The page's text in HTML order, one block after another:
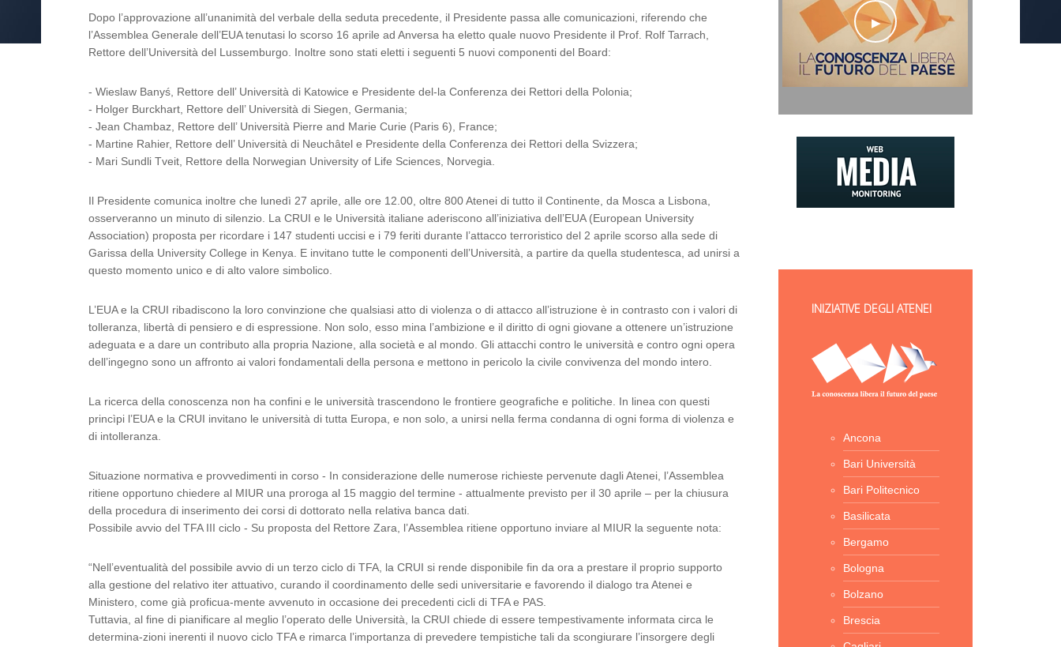
Dopo l’approvazione all’unanimità del verbale della seduta precedente, il Presidente passa alle comunicazioni, riferendo che
l’Assemblea Generale dell’EUA tenutasi lo scorso 16 aprile ad Anversa ha eletto quale nuovo Presidente il Prof. Rolf Tarrach,
Rettore dell’Università del Lussemburgo. Inoltre sono stati eletti i seguenti 5 nuovi componenti del Board:
- Wieslaw Banyś, Rettore dell’ Università di Katowice e Presidente del-la Conferenza dei Rettori della Polonia;
- Holger Burckhart, Rettore dell’ Università di Siegen, Germania;
- Jean Chambaz, Rettore dell’ Università Pierre and Marie Curie (Paris 6), France;
- Martine Rahier, Rettore dell’ Università di Neuchâtel e Presidente della Conferenza dei Rettori della Svizzera;
- Mari Sundli Tveit, Rettore della Norwegian University of Life Sciences, Norvegia.
Il Presidente comunica inoltre che lunedì 27 aprile, alle ore 12.00, oltre 800 Atenei di tutto il Continente, da Mosca a Lisbona,
osserveranno un minuto di silenzio. La CRUI e le Università italiane aderiscono all’iniziativa dell’EUA (European University
Association) proposta per ricordare i 147 studenti uccisi e i 79 feriti durante l’attacco terroristico del 2 aprile scorso alla sede di
Garissa della University College in Kenya. E invitano tutte le componenti dell’Università, a partire da quella studentesca, ad unirsi a
questo momento unico e di alto valore simbolico.
L’EUA e la CRUI ribadiscono la loro convinzione che qualsiasi atto di violenza o di attacco all’istruzione è in contrasto con i valori di
tolleranza, libertà di pensiero e di espressione. Non solo, esso mina l’ambizione e il diritto di ogni giovane a ottenere un’istruzione
adeguata e a dare un contributo alla propria Nazione, alla società e al mondo. Gli attacchi contro le università e contro ogni opera
dell’ingegno sono un affronto ai valori fondamentali della persona e mettono in pericolo la civile convivenza del mondo intero.
La ricerca della conoscenza non ha confini e le università trascendono le frontiere geografiche e politiche. In linea con questi
princìpi l’EUA e la CRUI invitano le università di tutta Europa, e non solo, a unirsi nella ferma condanna di ogni forma di violenza e
di intolleranza.
Situazione normativa e provvedimenti in corso - In considerazione delle numerose richieste pervenute dagli Atenei, l’Assemblea
ritiene opportuno chiedere al MIUR una proroga al 15 maggio del termine - attualmente previsto per il 30 aprile – per la chiusura
della procedura di inserimento dei corsi di dottorato nella relativa banca dati.
Possibile avvio del TFA III ciclo - Su proposta del Rettore Zara, l’Assemblea ritiene opportuno inviare al MIUR la seguente nota:
“Nell’eventualità del possibile avvio di un terzo ciclo di TFA, la CRUI si rende disponibile fin da ora a prestare il proprio supporto
alla gestione del relativo iter attuativo, curando il coordinamento delle sedi universitarie e favorendo il dialogo tra Atenei e
Ministero, come già proficua-mente avvenuto in occasione dei precedenti cicli di TFA e PAS.
Tuttavia, al fine di pianificare al meglio l’operato delle Università, la CRUI chiede di essere tempestivamente informata circa le
determina-zioni inerenti il nuovo ciclo TFA e rimarca l’importanza di prevedere tempistiche tali da scongiurare l’insorgere degli
INIZIATIVE DEGLI ATENEI
Ancona
Bari Università
Bari Politecnico
Basilicata
Bergamo
Bologna
Bolzano
Brescia